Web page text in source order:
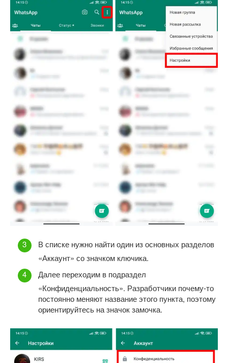
В списке нужно найти один из основных разделов
«Аккаунт» со значком ключика.
Далее переходим в подраздел
«Конфиденциальность». Разработчики почему-то
постоянно меняют название этого пункта, поэтому
ориентируйтесь на значок замочка.